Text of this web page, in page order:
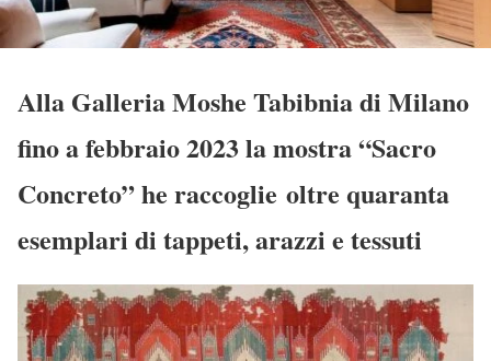
Alla Galleria Moshe Tabibnia di Milano
fino a febbraio 2023 la mostra “Sacro
Concreto” he raccoglie oltre quaranta
esemplari di tappeti, arazzi e tessuti